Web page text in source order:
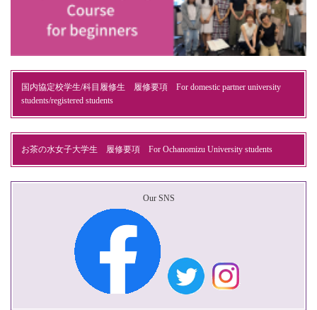
国内協定校学生/科目履修生 履修要項 For domestic partner university
students/registered students
お茶の水女子大学生 履修要項 For Ochanomizu University students
Our SNS